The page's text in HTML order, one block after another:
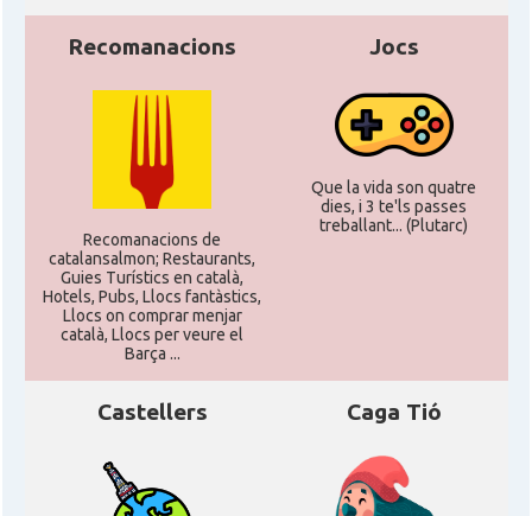
CAMON Catalans a ROSTOCK
CAMON Catalans a Stuttgart
CAMON Catalans a TRIER
CAMON CATALANS A TÜBINGEN
Casal
Associació Catalana d'Essen E.V. /
Associació Catalana d'Hamburg "El
Recomanacions
Recomanacions de
catalansalmon; Restaurants,
Guies Turístics en català,
Hotels, Pubs, Llocs fantàstics,
Llocs on comprar menjar
català, Llocs per veure el
Barça ...
Jocs
Que la vida son quatre
dies, i 3 te'ls passes
treballant... (Plutarc)
Castellers Caga Tió